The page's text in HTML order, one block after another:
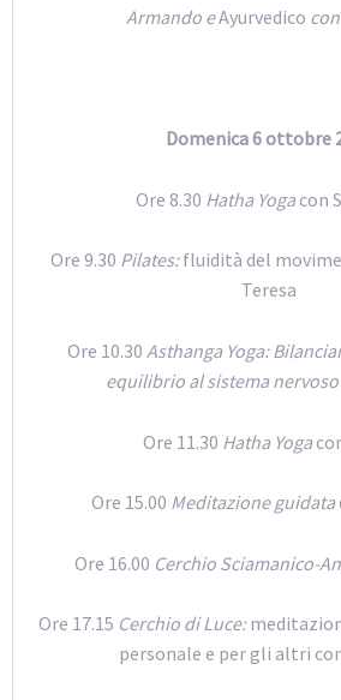
Armando eAyurvedico
Domenica 6 ottobre
Ore 8.30 Hatha Yoga con
Ore 9.30 Pilates:fluidità del
Teresa
Ore 10.30 Asthanga Yoga:
equilibrio al sistema nervoso
Ore 11.30 Hatha Yoga
Ore 15.00 Meditazione guidata
Ore 16.00 Cerchio Sciamanico-
Ore 17.15 Cerchio di Luce:
personale e per gli altri